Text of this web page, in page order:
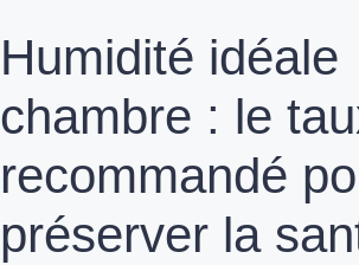
Humidité idéale
chambre : le
recommandé
préserver la